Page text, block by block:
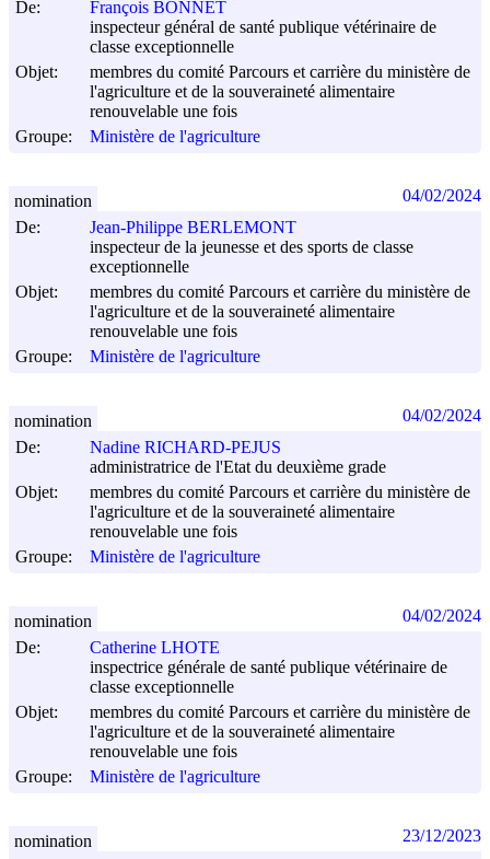
De:
François BONNET
inspecteur général de santé publique vétérinaire de
classe exceptionnelle
Objet:
membres du comité Parcours et carrière du ministère de
l'agriculture et de la souveraineté alimentaire
renouvelable une fois
Groupe:
Ministère de l'agriculture
De:
Jean-Philippe BERLEMONT
inspecteur de la jeunesse et des sports de classe
exceptionnelle
Objet:
membres du comité Parcours et carrière du ministère de
l'agriculture et de la souveraineté alimentaire
renouvelable une fois
Groupe:
Ministère de l'agriculture
nomination 04/02/2024
De:
Nadine RICHARD-PEJUS
administratrice de l'Etat du deuxième grade
Objet:
membres du comité Parcours et carrière du ministère de
l'agriculture et de la souveraineté alimentaire
renouvelable une fois
Groupe:
Ministère de l'agriculture
nomination 04/02/2024
De:
Catherine LHOTE
inspectrice générale de santé publique vétérinaire de
classe exceptionnelle
Objet:
membres du comité Parcours et carrière du ministère de
l'agriculture et de la souveraineté alimentaire
renouvelable une fois
Groupe:
Ministère de l'agriculture
nomination 04/02/2024
nomination 23/12/2023